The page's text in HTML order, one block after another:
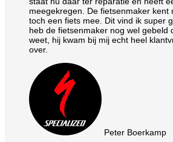
meegekregen. De fietsenmaker kent
toch een fiets mee. Dit vind ik super
heb de fietsenmaker nog wel gebeld
weet, hij kwam bij mij echt heel
over.
Peter Boerkamp